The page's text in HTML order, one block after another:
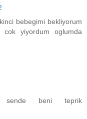
bebegimi bekliyorum
cok yiyordum oglumda
sende beni teprik